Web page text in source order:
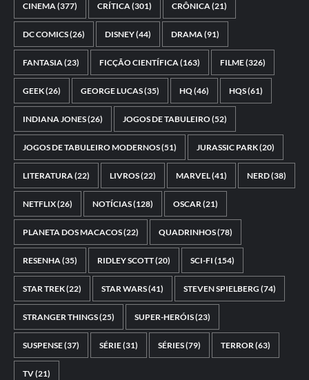
CINEMA(377) CRÍTICA(301) CRÔNICA(21)
DC COMICS(26) DISNEY(44) DRAMA(91)
FANTASIA(23) FICÇÃO CIENTÍFICA(163) FILME(326)
GEEK(26) GEORGE LUCAS(35) HQ(46) HQS(61)
INDIANA JONES(26) JOGOS DE TABULEIRO(52)
JOGOS DE TABULEIRO MODERNOS(51) JURASSIC PARK(20)
LITERATURA(22) LIVROS(22) MARVEL(41) NERD(38)
NETFLIX(26) NOTÍCIAS(128) OSCAR(21)
PLANETA DOS MACACOS(22) QUADRINHOS(78)
RESENHA(35) RIDLEY SCOTT(20) SCI-FI (154)
STAR TREK(22) STAR WARS(41) STEVEN SPIELBERG (74)
STRANGER THINGS(25) SUPER-HERÓIS(23)
SUSPENSE(37) SÉRIE(31) SÉRIES(79) TERROR(63)
TV(21)